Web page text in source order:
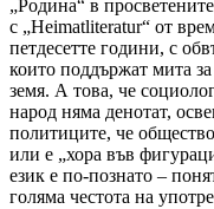
„Родина“ в
с „Heimatliteratur“ от
петдесетте години, с
които поддържат мита
земя. А това, че
народ няма денотат,
политиците, че
или е „хора във
език е по-познато –
голяма честота на